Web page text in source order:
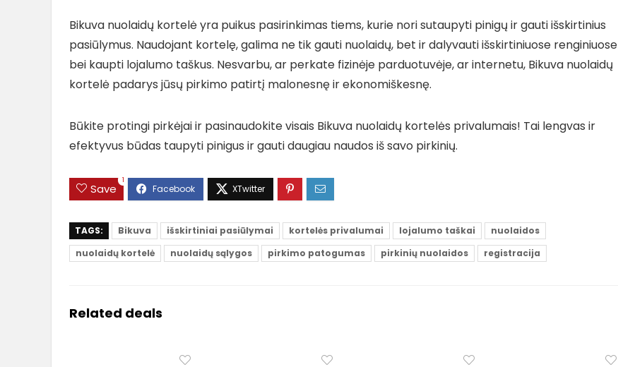
Bikuva nuolaidų kortelė yra puikus pasirinkimas tiems, kurie nori sutaupyti pinigų ir gauti išskirtinius
pasiūlymus. Naudojant kortelę, galima ne tik gauti nuolaidų, bet ir dalyvauti išskirtiniuose renginiuose
bei kaupti lojalumo taškus. Nesvarbu, ar perkate fizinėje parduotuvėje, ar internetu, Bikuva nuolaidų
kortelė padarys jūsų pirkimo patirtį malonesnę ir ekonomiškesnę.
Būkite protingi pirkėjai ir pasinaudokite visais Bikuva nuolaidų kortelės privalumais! Tai lengvas ir
efektyvus būdas taupyti pinigus ir gauti daugiau naudos iš savo pirkinių.
Save
1
TAGS: Bikuva išskirtiniai pasiūlymai kortelės privalumai lojalumo taškai
nuolaidos
nuolaidų kortelė
nuolaidų sąlygos pirkimo patogumas pirkinių nuolaidos registracija
Related deals